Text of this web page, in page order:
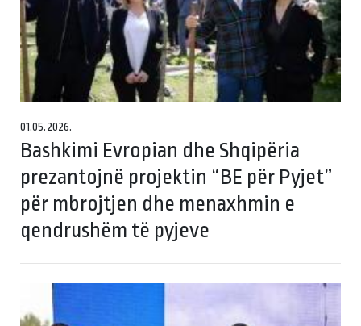
01.05.2026.
Bashkimi Evropian dhe Shqipëria
prezantojnë projektin “BE për Pyjet”
për mbrojtjen dhe menaxhmin e
qendrushëm të pyjeve